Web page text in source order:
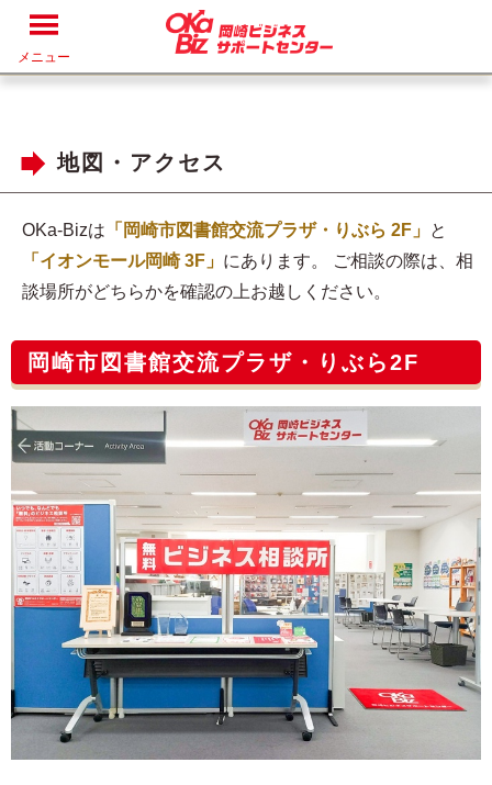
メニュー
地図・アクセス
OKa-Bizは 「岡崎市図書館交流プラザ・りぶら 2F」 と
「イオンモール岡崎 3F」 にあります。 ご相談の際は、相
談場所がどちらかを確認の上お越しください。
岡崎市図書館交流プラザ・りぶら2F